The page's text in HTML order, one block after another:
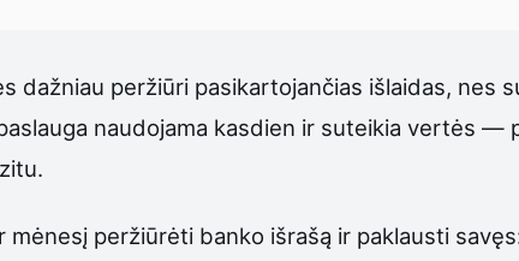
dažniau peržiūri pasikartojančias išlaidas, nes
naudojama kasdien ir suteikia vertės
peržiūrėti banko išrašą ir paklausti